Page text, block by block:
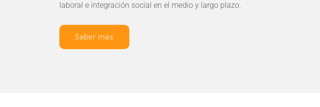
laboral e integración social en el medio y largo plazo.
Saber más